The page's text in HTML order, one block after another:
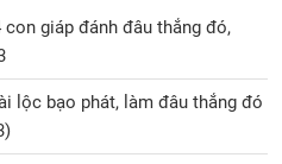
giáp đánh đâu thắng đó,
lộc bạo phát, làm đâu thắng đó